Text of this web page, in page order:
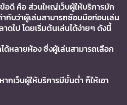
อดี คือส่วนใหญ่เว็บผู้ให้บริการมัก
ากับว่าผู้เล่นสามารถซ้อมมือก่อนเล่น
าดไปโดยเริ่มต้นเล่นได้ง่ายๆ ดังนี้
ด้หลายห้องซึ่งผู้เล่นสามารถเลือก
หากเว็บผู้ให้บริการมีขั้นต่ำก็ให้เอา